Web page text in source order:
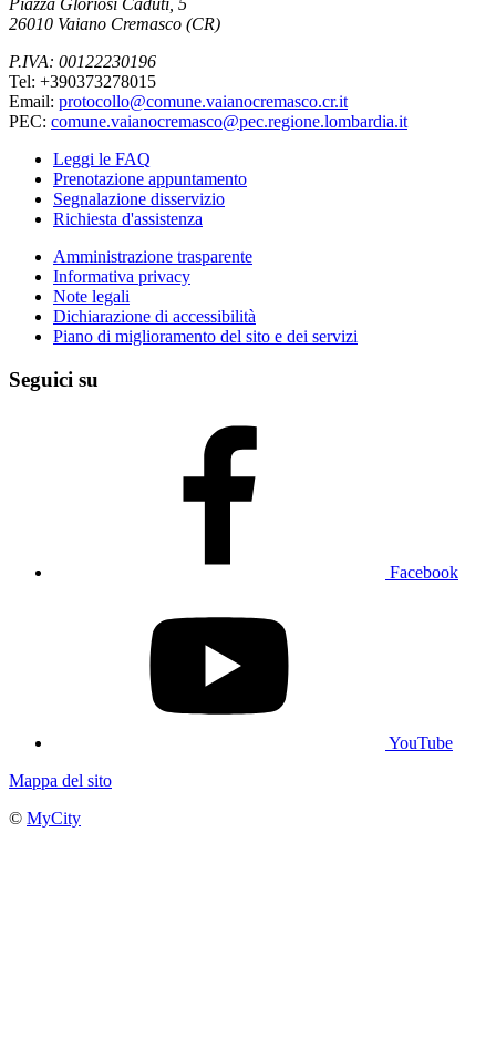
Piazza Gloriosi Caduti, 5
26010 Vaiano Cremasco (CR)
P.IVA: 00122230196
Tel: +390373278015
Email: protocollo@comune.vaianocremasco.cr.it
PEC: comune.vaianocremasco@pec.regione.lombardia.it
Leggi le FAQ
Prenotazione appuntamento
Segnalazione disservizio
Richiesta d'assistenza
Amministrazione trasparente
Informativa privacy
Note legali
Dichiarazione di accessibilità
Piano di miglioramento del sito e dei servizi
Seguici su
Facebook
YouTube
Mappa del sito
© MyCity